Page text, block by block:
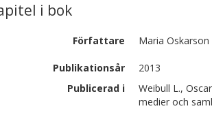
i bok
Författare Maria Oskarson
Publikationsår
2013
Publicerad i
Weibull L.,
medier och